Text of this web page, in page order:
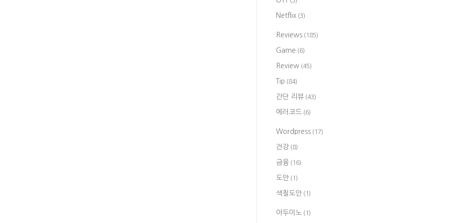
Netflix (3)
Reviews (185)
Game (6)
Review (45)
Tip (84)
간단 리뷰 (43)
에러코드 (6)
Wordpress (17)
건강 (8)
금융 (16)
도안 (1)
색칠도안 (1)
아두이노 (1)